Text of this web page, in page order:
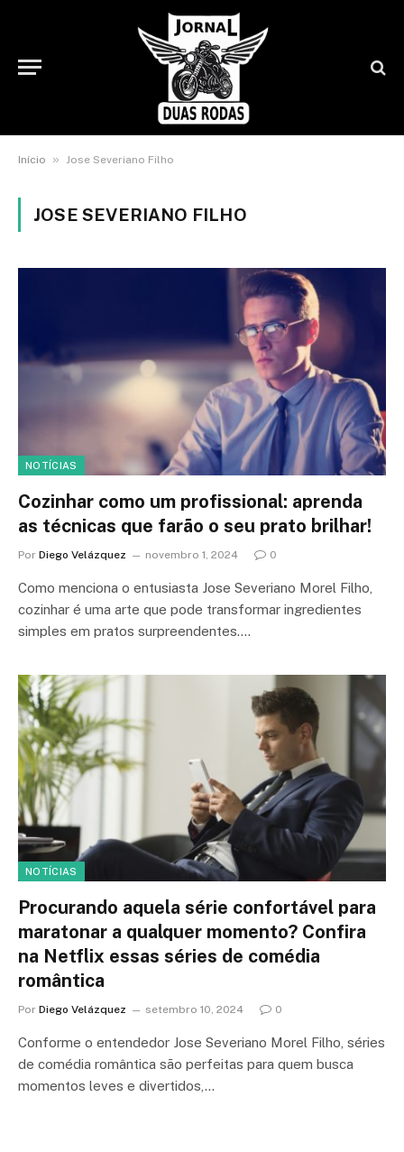
Início » Jose Severiano Filho
JOSE SEVERIANO FILHO
NOTÍCIAS
Cozinhar como um profissional: aprenda
as técnicas que farão o seu prato brilhar!
Por Diego Velázquez novembro 1, 2024 0
Como menciona o entusiasta Jose Severiano Morel Filho,
cozinhar é uma arte que pode transformar ingredientes
simples em pratos surpreendentes.…
NOTÍCIAS
Procurando aquela série confortável para
maratonar a qualquer momento? Confira
na Netflix essas séries de comédia
romântica
Por Diego Velázquez setembro 10, 2024 0
Conforme o entendedor Jose Severiano Morel Filho, séries
de comédia romântica são perfeitas para quem busca
momentos leves e divertidos,…